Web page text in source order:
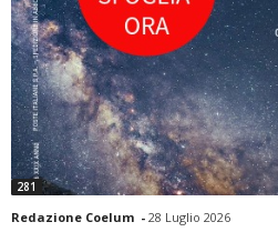
281
Redazione Coelum - 28 Luglio 2026